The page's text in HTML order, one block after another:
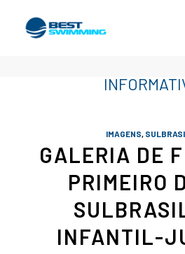
IMAGENS,
GALERIA DE
PRIMEIRO
INFANTIL-